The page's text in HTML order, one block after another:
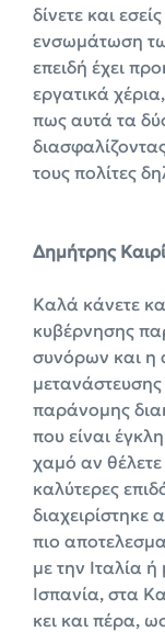
δίνετε και
ενσωμάτωση
επειδή έχει
εργατικά
πως αυτά τα
τους πολίτες
Δημήτρης
Καλά κάνετε
κυβέρνησης
συνόρων και η
παράνομης
που είναι
χαμό αν
καλύτερες
διαχειρίστηκε
πιο
με την Ιταλία
Ισπανία, στα
κει και πέρα,